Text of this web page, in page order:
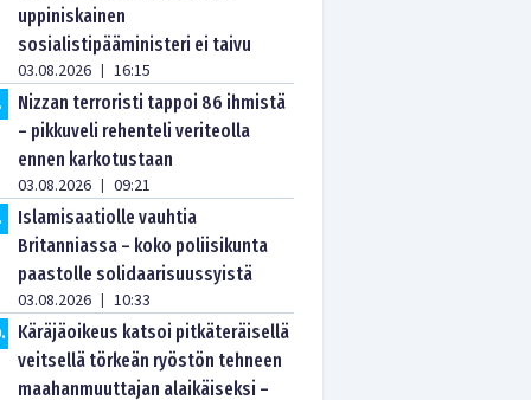
uppiniskainen
sosialistipääministeri ei taivu
03.08.2026 | 16:15
Nizzan terroristi tappoi 86 ihmistä
– pikkuveli rehenteli veriteolla
ennen karkotustaan
03.08.2026 | 09:21
Islamisaatiolle vauhtia
Britanniassa – koko poliisikunta
paastolle solidaarisuussyistä
03.08.2026 | 10:33
.
Käräjäoikeus katsoi pitkäteräisellä
veitsellä törkeän ryöstön tehneen
maahanmuuttajan alaikäiseksi –